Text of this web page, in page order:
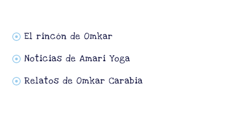
El rincón de Omkar
Noticias de Amari Yoga
Relatos de Omkar Carabia